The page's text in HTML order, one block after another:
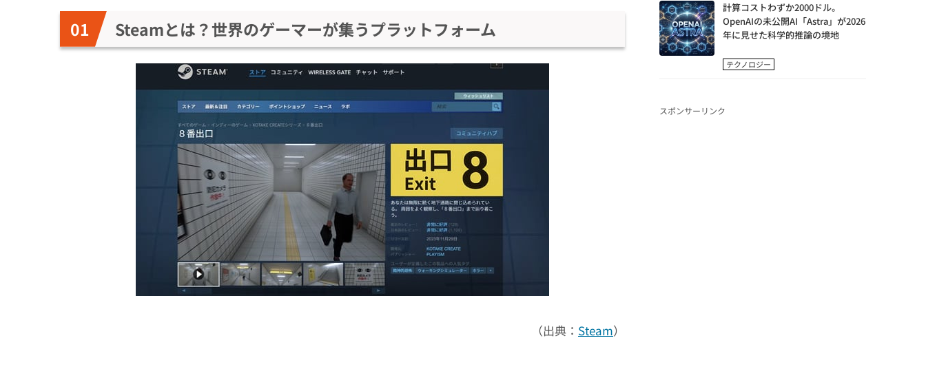
Steamとは？世界のゲーマーが集うプラットフォーム
（出典： Steam）
計算コストわずか2000ドル。
OpenAIの未公開AI「Astra」が2026
年に見せた科学的推論の境地
テクノロジー
スポンサーリンク